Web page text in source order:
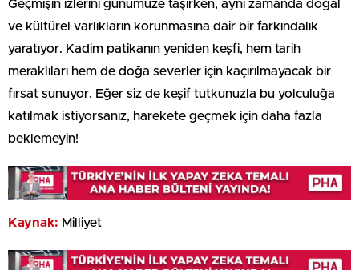
Geçmişin izlerini günümüze taşırken, aynı zamanda doğal
ve kültürel varlıkların korunmasına dair bir farkındalık
yaratıyor. Kadim patikanın yeniden keşfi, hem tarih
meraklıları hem de doğa severler için kaçırılmayacak bir
fırsat sunuyor. Eğer siz de keşif tutkunuzla bu yolculuğa
katılmak istiyorsanız, harekete geçmek için daha fazla
beklemeyin!
Kaynak: Milliyet